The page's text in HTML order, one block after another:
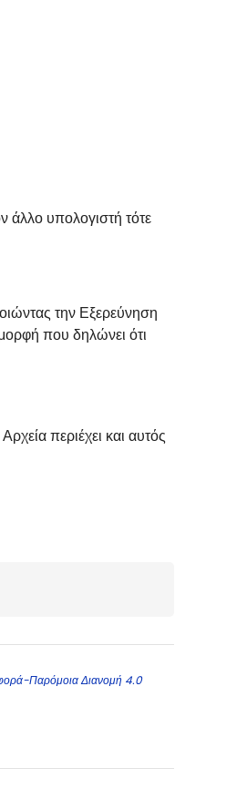
άλλο υπολογιστή τότε
την Εξερεύνηση
που δηλώνει ότι
περιέχει και αυτός
Παρόμοια Διανομή 4.0